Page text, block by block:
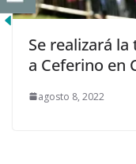
Se realizará
a Ceferino en
agosto 8, 2022